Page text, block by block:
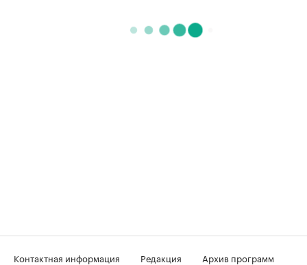
Контактная информация Редакция
Архив программ